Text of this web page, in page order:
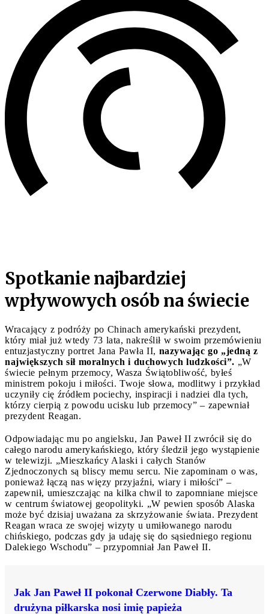
Spotkanie najbardziej
wpływowych osób na świecie
Wracający z podróży po Chinach amerykański prezydent,
który miał już wtedy 73 lata, nakreślił w swoim przemówieniu
entuzjastyczny portret Jana Pawła II, nazywając go „jedną z
największych sił moralnych i duchowych ludzkości”. „W
świecie pełnym przemocy, Wasza Świątobliwość, byłeś
ministrem pokoju i miłości. Twoje słowa, modlitwy i przykład
uczyniły cię źródłem pociechy, inspiracji i nadziei dla tych,
którzy cierpią z powodu ucisku lub przemocy” – zapewniał
prezydent Reagan.
Odpowiadając mu po angielsku, Jan Paweł II zwrócił się do
całego narodu amerykańskiego, który śledził jego wystąpienie
w telewizji. „Mieszkańcy Alaski i całych Stanów
Zjednoczonych są bliscy memu sercu. Nie zapominam o was,
ponieważ łączą nas więzy przyjaźni, wiary i miłości” –
zapewnił, umieszczając na kilka chwil to zapomniane miejsce
w centrum światowej geopolityki. „W pewien sposób Alaska
może być dzisiaj uważana za skrzyżowanie świata. Prezydent
Reagan wraca ze swojej wizyty u umiłowanego narodu
chińskiego, podczas gdy ja udaję się do sąsiedniego regionu
Dalekiego Wschodu” – przypomniał Jan Paweł II.
Jak Jan Paweł II pokonał Czerwone Diabły. Ta
drużyna piłkarska nosi imię papieża